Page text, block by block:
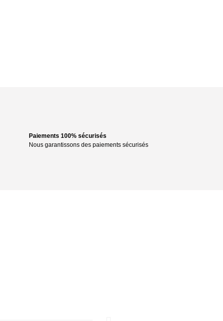
Paiements 100% sécurisés
Nous garantissons des paiements sécurisés